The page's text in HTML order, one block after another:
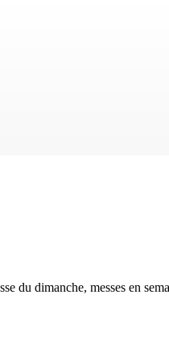
du dimanche, messes en